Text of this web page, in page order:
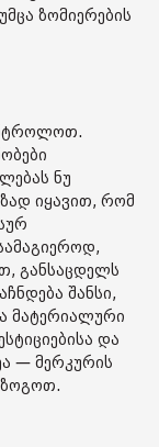
ზომიერების
ნუ
იყავით, რომ
განსაცდელს
შანსი,
მატერიალური
და
— მერკურის